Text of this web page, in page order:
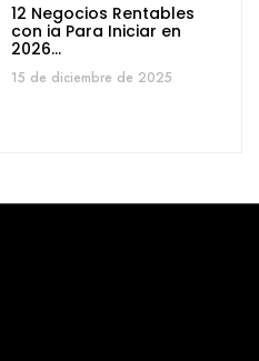
12 Negocios Rentables
con ia Para Iniciar en
2026…
15 de diciembre de 2025